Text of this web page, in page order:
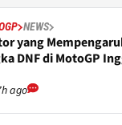
NEWS
yang
DNF di MotoGP
ago